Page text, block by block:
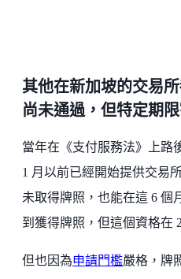
其他在新加坡的交易
尚未通過，但特定期
當年在《支付服務法》上路
1 月以前已經開始提供交易
未取得牌照，也能在這 6 個
到獲得牌照，但這個資格在
但也因為申請門檻嚴格，牌